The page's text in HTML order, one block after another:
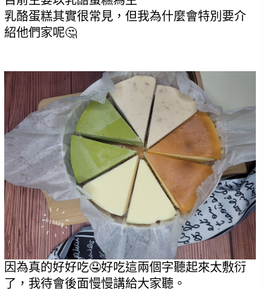
乳酪蛋糕其實很常見，但我為什麼會特別要介
紹他們家呢🤔
因為真的好好吃🤤好吃這兩個字聽起來太敷衍
了，我待會後面慢慢講給大家聽。